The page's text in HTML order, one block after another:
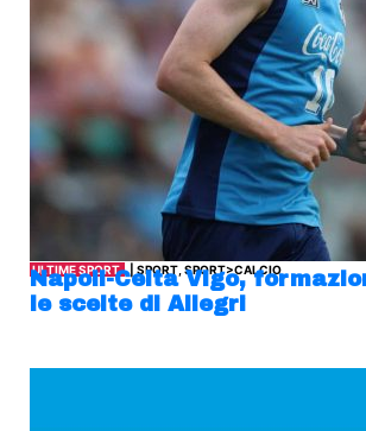
ULTIME SPORT| SPORT, SPORT>CALCIO
Napoli-Celta Vigo,
le scelte di Allegri